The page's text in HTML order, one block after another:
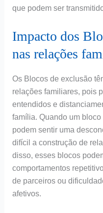
que podem ser
Impacto dos
nas relações
Os Blocos de exclusão
relações familiares, pois
entendidos e
família. Quando um
podem sentir uma
difícil a construção de
disso, esses blocos
comportamentos
de parceiros ou
afetivos.